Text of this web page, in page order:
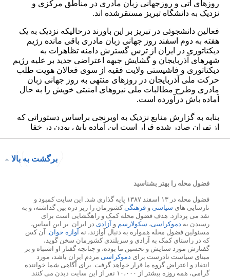
برگشت به بالا
فضول محله را بهتر بشناسید
فضول محله در ۱۳ اسفند ۱۳۸۷ پایه گذاری شد. این سایت کمبود و
نارسایی های سیاسی و فرهنگیکشورمان را زیر ذره بین گذاشته، و به
نقد می پردازد. هدف فضول محله کمک و راهگشایی است برای
رسیدن به دموکراسی، سکولارسم و آزادی در ایران. بر این اساس،
مسئولین فضول محله همواره به دنبال آوازند، نه آوازه خوان. آن کس
که در راستای کمک به آزادی و سربلندی کشورمان سخن گوید،
گفتارش مورد ستایش و تحسین ما بوده، و چنانچه گفتار او اشتباه و بر
مبنای سیاست نادرست برای دموکراسی مردم ایران باشد، مورد
انتقاد و اعتراض گروه ما قرار خواهد گرفت. برای آگاهی شما خواننده
گرامی، همه روزه بیشتر از ۱۰،۰۰۰ نفر از این سایت دیدن می کنند.